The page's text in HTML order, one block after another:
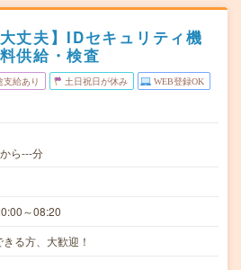
丈夫】IDセキュリティ機
供給・検査
支給あり 土日祝日が休み WEB登録OK
ら---分
～08:20
る方、大歓迎！